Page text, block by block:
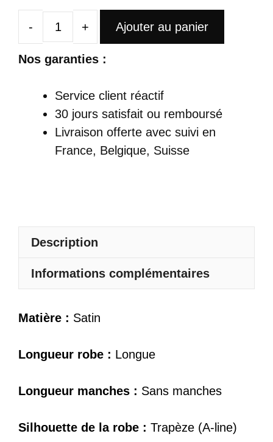
quantité
de
Satin
Empire
Longue
Blanche
Ajouter au panier
Nos garanties :
Service client réactif
30 jours satisfait ou remboursé
Livraison offerte avec suivi en
France, Belgique, Suisse
Description
Informations complémentaires
Matière : Satin
Longueur robe : Longue
Longueur manches : Sans manches
Silhouette de la robe : Trapèze (A-line)